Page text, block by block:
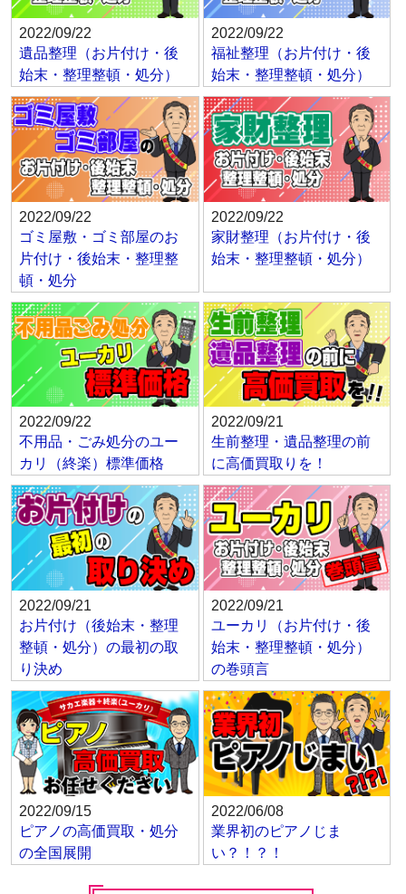
2022/09/22
遺品整理（お片付け・後
始末・整理整頓・処分）
2022/09/22
福祉整理（お片付け・後
始末・整理整頓・処分）
2022/09/22
ゴミ屋敷・ゴミ部屋のお
片付け・後始末・整理整
頓・処分
2022/09/22
家財整理（お片付け・後
始末・整理整頓・処分）
2022/09/22
不用品・ごみ処分のユー
カリ（終楽）標準価格
2022/09/21
生前整理・遺品整理の前
に高価買取りを！
2022/09/21
お片付け（後始末・整理
整頓・処分）の最初の取
り決め
2022/09/21
ユーカリ（お片付け・後
始末・整理整頓・処分）
の巻頭言
2022/09/15
ピアノの高価買取・処分
の全国展開
2022/06/08
業界初のピアノじま
い？！？！